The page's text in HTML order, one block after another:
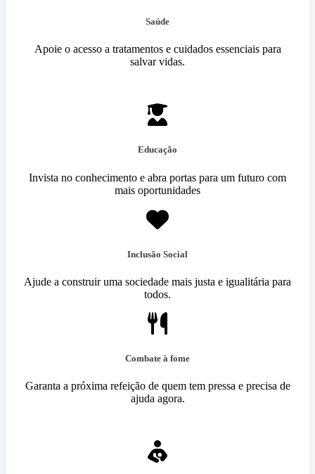
Saúde
Apoie o acesso a tratamentos e cuidados essenciais para
salvar vidas.
Educação
Invista no conhecimento e abra portas para um futuro com
mais oportunidades
Inclusão Social
Ajude a construir uma sociedade mais justa e igualitária para
todos.
Combate à fome
Garanta a próxima refeição de quem tem pressa e precisa de
ajuda agora.